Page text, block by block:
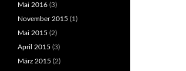
Mai 2016 (3)
November 2015 (1)
Mai 2015 (2)
April 2015 (3)
März 2015 (2)